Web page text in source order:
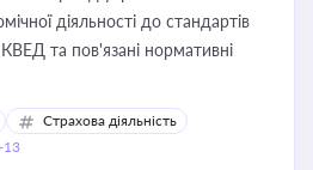
діяльності до стандартів
та пов'язані нормативні
Страхова діяльність